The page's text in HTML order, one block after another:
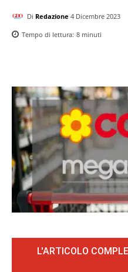
Di Redazione 4 Dicembre 2023
Tempo di lettura: 8 minuti
L'ARTICOLO